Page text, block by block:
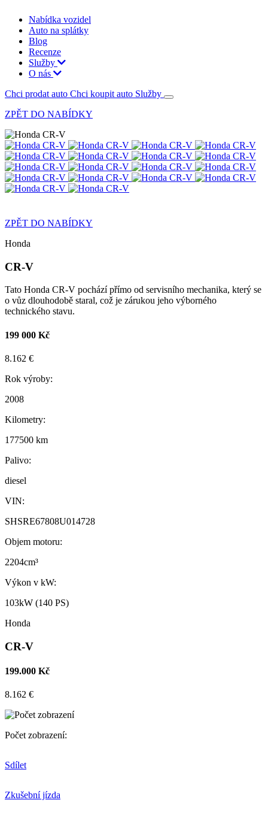
Nabídka vozidel
Auto na splátky
Blog
Recenze
Služby
O nás
Chci prodat auto Chci koupit auto Služby
ZPĚT DO NABÍDKY
ZPĚT DO NABÍDKY
Honda
CR-V
Tato Honda CR-V pochází přímo od servisního mechanika, který se
o vůz dlouhodobě staral, což je zárukou jeho výborného
technického stavu.
199 000 Kč
8.162 €
Rok výroby:
2008
Kilometry:
177500 km
Palivo:
diesel
VIN:
SHSRE67808U014728
Objem motoru:
2204cm³
Výkon v kW:
103kW (140 PS)
Honda
CR-V
199.000 Kč
8.162 €
Počet zobrazení:
Sdílet
Zkušební jízda